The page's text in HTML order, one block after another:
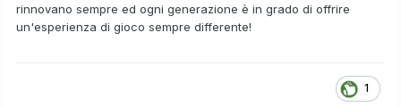
rinnovano sempre ed ogni generazione è in grado di offrire
un'esperienza di gioco sempre differente!
1